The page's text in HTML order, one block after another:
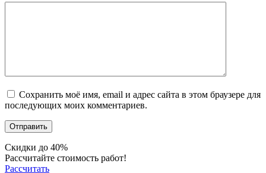
Сохранить моё имя, email и адрес сайта в этом браузере для
последующих моих комментариев.
Скидки до 40%
Рассчитайте стоимость работ!
Рассчитать